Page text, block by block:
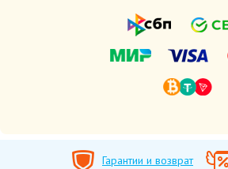
Гарантии и возврат